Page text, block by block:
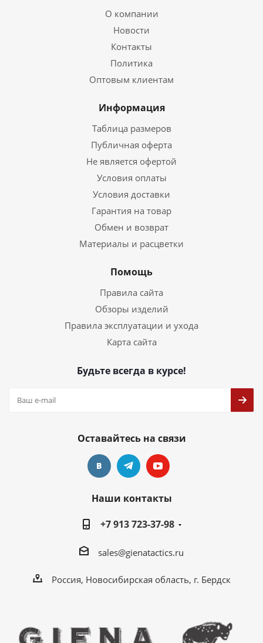
О компании
Новости
Контакты
Политика
Оптовым клиентам
Информация
Таблица размеров
Публичная оферта
Не является офертой
Условия оплаты
Условия доставки
Гарантия на товар
Обмен и возврат
Материалы и расцветки
Помощь
Правила сайта
Обзоры изделий
Правила эксплуатации и ухода
Карта сайта
Будьте всегда в курсе!
Оставайтесь на связи
Наши контакты
+7 913 723-37-98
sales@gienatactics.ru
Россия, Новосибирская область, г. Бердск